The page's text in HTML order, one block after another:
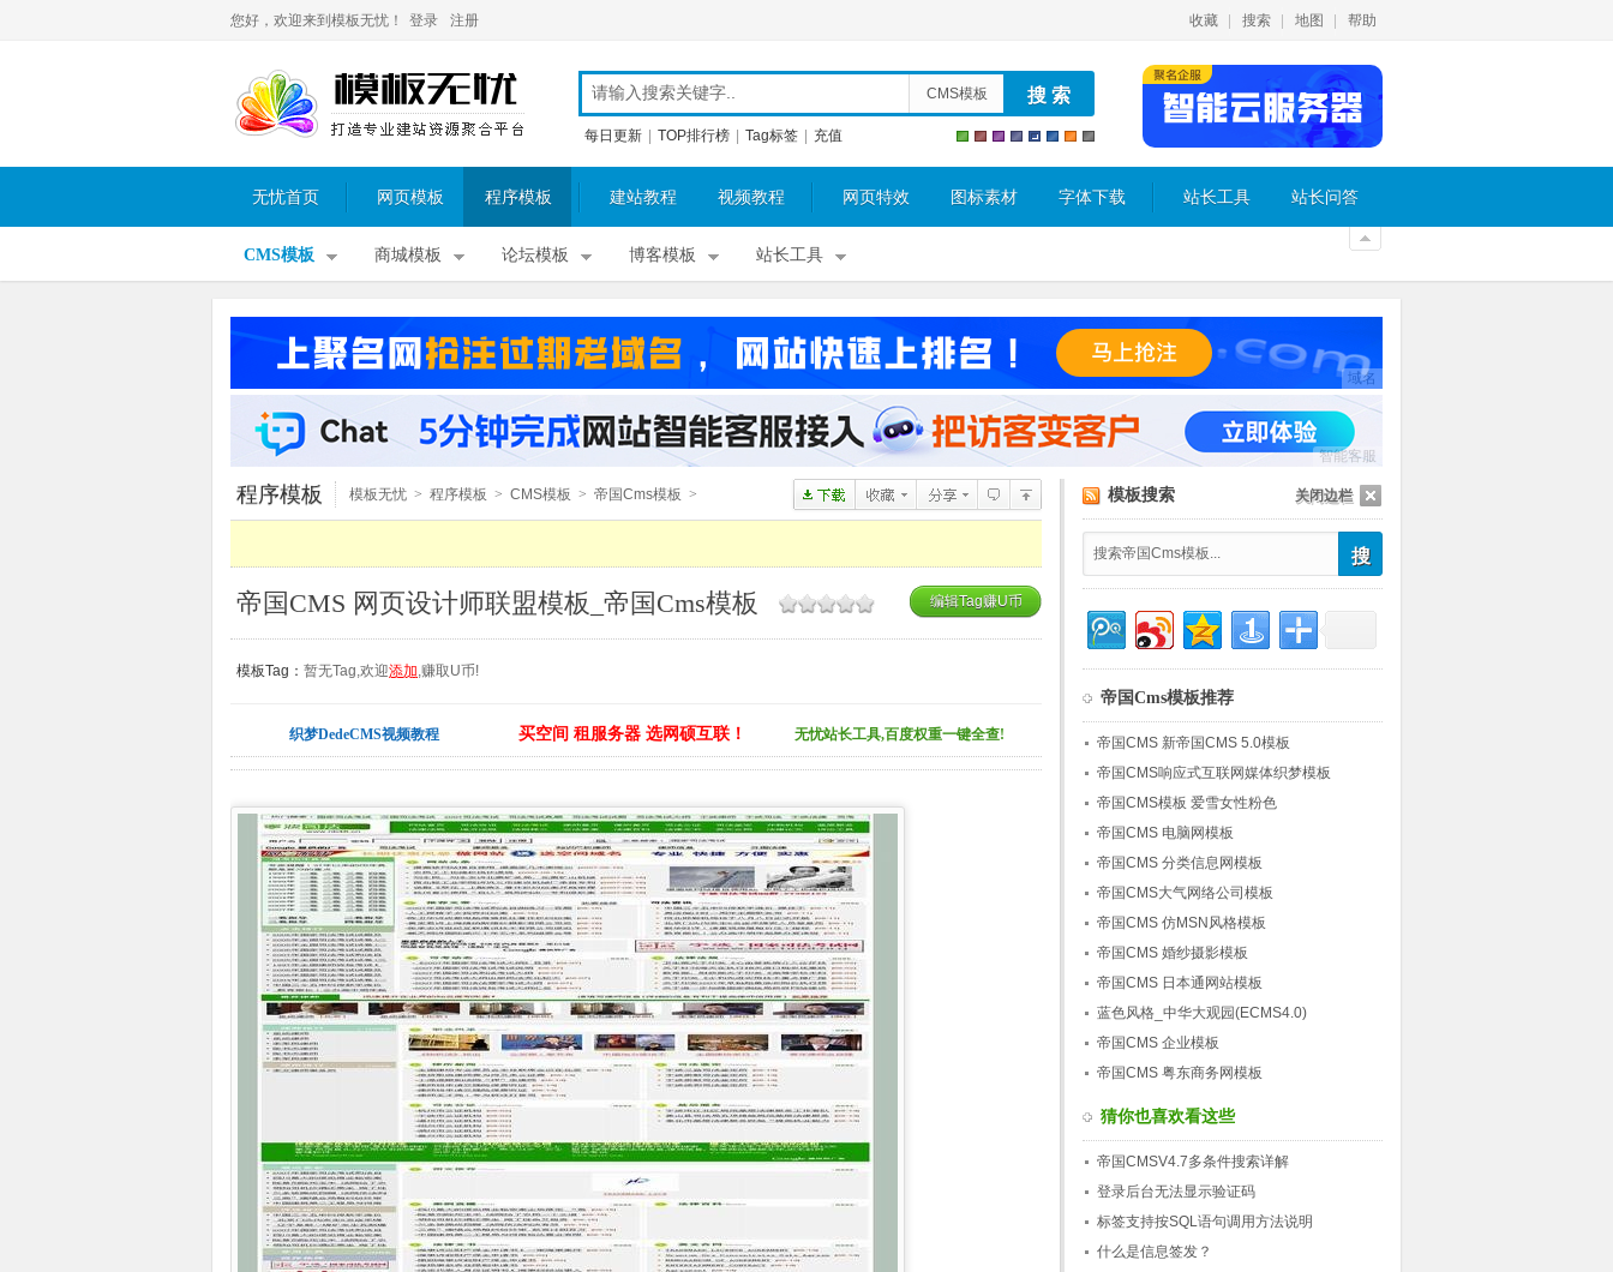
您好，欢迎来到模板无忧！ 登录 注册 收藏 搜索 地图 帮助
CMS模板
每日更新 TOP排行榜 Tag标签 充值
无忧首页 网页模板 程序模板 建站教程 视频教程 网页特效 图标素材 字体下载 站长工具 站长问答
CMS模板 商城模板 论坛模板 博客模板 站长工具
域名
智能客服
关闭边栏
程序模板 模板无忧 > 程序模板 > CMS模板 > 帝国Cms模板 >
帝国CMS 网页设计师联盟模板_帝国Cms模板 编辑Tag赚U币
模板Tag： 暂无Tag,欢迎添加,赚取U币!
织梦DedeCMS视频教程 买空间 租服务器 选网硕互联！ 无忧站长工具,百度权重一键全查!
模板搜索
帝国Cms模板推荐
帝国CMS 新帝国CMS 5.0模板
帝国CMS响应式互联网媒体织梦模板
帝国CMS模板 爱雪女性粉色
帝国CMS 电脑网模板
帝国CMS 分类信息网模板
帝国CMS大气网络公司模板
帝国CMS 仿MSN风格模板
帝国CMS 婚纱摄影模板
帝国CMS 日本通网站模板
蓝色风格_中华大观园(ECMS4.0)
帝国CMS 企业模板
帝国CMS 粤东商务网模板
猜你也喜欢看这些
帝国CMSV4.7多条件搜索详解
登录后台无法显示验证码
标签支持按SQL语句调用方法说明
什么是信息签发？